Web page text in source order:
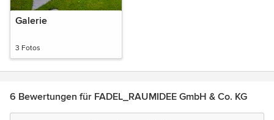
Galerie
3 Fotos
6 Bewertungen für FADEL_RAUMIDEE GmbH & Co. KG